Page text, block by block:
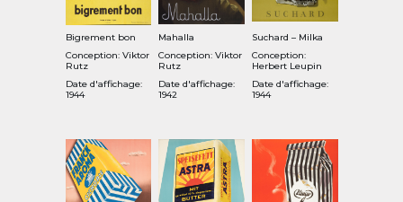
Bigrement bon
Conception: Viktor
Rutz
Date d'affichage:
1944
Mahalla
Conception: Viktor
Rutz
Date d'affichage:
1942
Suchard – Milka
Conception:
Herbert Leupin
Date d'affichage:
1944